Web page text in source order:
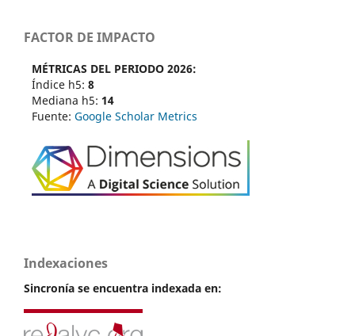
FACTOR DE IMPACTO
MÉTRICAS DEL PERIODO 2026:
Índice h5: 8
Mediana h5: 14
Fuente: Google Scholar Metrics
Indexaciones
Sincronía se encuentra indexada en: